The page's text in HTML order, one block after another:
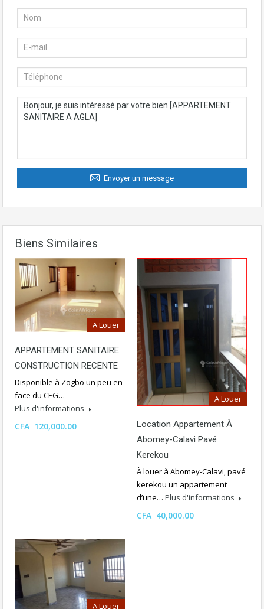
Envoyer un message
Biens Similaires
A Louer
APPARTEMENT SANITAIRE
CONSTRUCTION RECENTE
Disponible à Zogbo un peu en
face du CEG…
Plus d'informations
CFA 120,000.00
A Louer
Location Appartement À
Abomey-Calavi Pavé
Kerekou
À louer à Abomey-Calavi, pavé
kerekou un appartement
d’une… Plus d'informations
CFA 40,000.00
A Louer